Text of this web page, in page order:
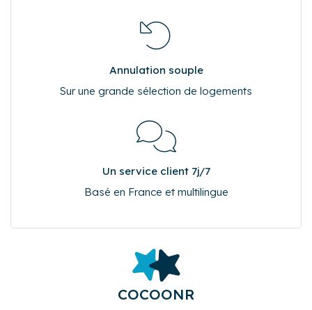
Annulation souple
Sur une grande sélection de logements
Un service client 7j/7
Basé en France et multilingue
COCOONR